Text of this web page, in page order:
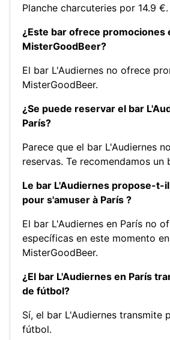
Planche charcuteries por 14.9 €.
¿Este bar ofrece promociones
MisterGoodBeer?
El bar L'Audiernes no ofrece
MisterGoodBeer.
¿Se puede reservar el bar
París?
Parece que el bar L'Audiernes
reservas. Te recomendamos un
Le bar L'Audiernes propose-t-
pour s'amuser à París ?
El bar L'Audiernes en París no
específicas en este momento en
MisterGoodBeer.
¿El bar L'Audiernes en París
de fútbol?
Sí, el bar L'Audiernes transmite
fútbol.